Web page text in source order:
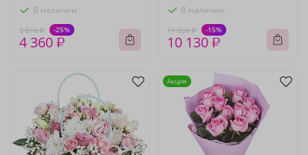
В наличии
5 810 ₽ -25%
4 360 ₽
В наличии
11 920 ₽ -15%
10 130 ₽
Акция